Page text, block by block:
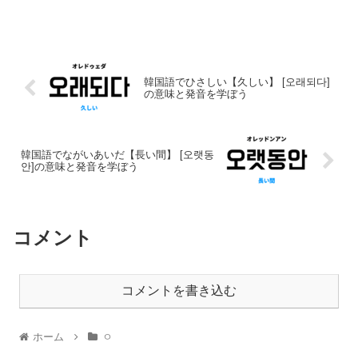
韓国語でひさしい【久しい】 [오래되다]
の意味と発音を学ぼう
韓国語でながいあいだ【長い間】 [오랫동
안]の意味と発音を学ぼう
コメント
コメントを書き込む
ホーム ㅇ